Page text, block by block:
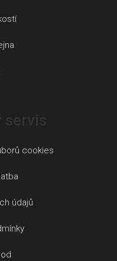
cookies
údajů